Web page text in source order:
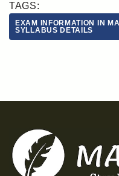
TAGS:
EXAM INFORMATION IN
SYLLABUS DETAILS